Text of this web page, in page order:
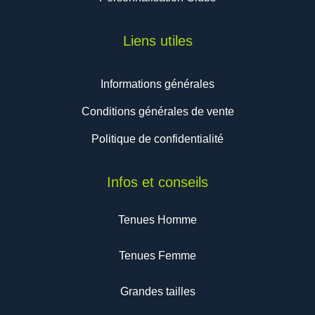
Liens utiles
Informations générales
Conditions générales de vente
Politique de confidentialité
Infos et conseils
Tenues Homme
Tenues Femme
Grandes tailles